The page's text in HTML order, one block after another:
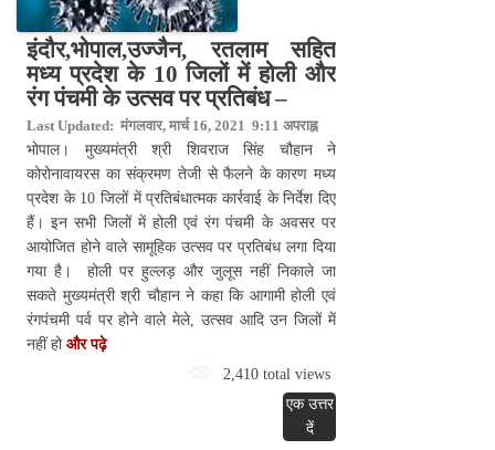
इंदौर,भोपाल,उज्जैन, रतलाम सहित
मध्य प्रदेश के 10 जिलों में होली और
रंग पंचमी के उत्सव पर प्रतिबंध –
Last Updated: मंगलवार, मार्च 16, 2021 9:11 अपराह्न
भोपाल। मुख्यमंत्री श्री शिवराज सिंह चौहान ने
कोरोनावायरस का संक्रमण तेजी से फैलने के कारण मध्य
प्रदेश के 10 जिलों में प्रतिबंधात्मक कार्रवाई के निर्देश दिए
हैं। इन सभी जिलों में होली एवं रंग पंचमी के अवसर पर
आयोजित होने वाले सामूहिक उत्सव पर प्रतिबंध लगा दिया
गया है। होली पर हुल्लड़ और जुलूस नहीं निकाले जा
सकते मुख्यमंत्री श्री चौहान ने कहा कि आगामी होली एवं
रंगपंचमी पर्व पर होने वाले मेले, उत्सव आदि उन जिलों में
नहीं हो और पढ़े
2,410 total views
एक उत्तर
दें